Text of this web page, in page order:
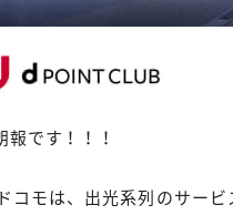
です！！！
コモは、出光系列のサー